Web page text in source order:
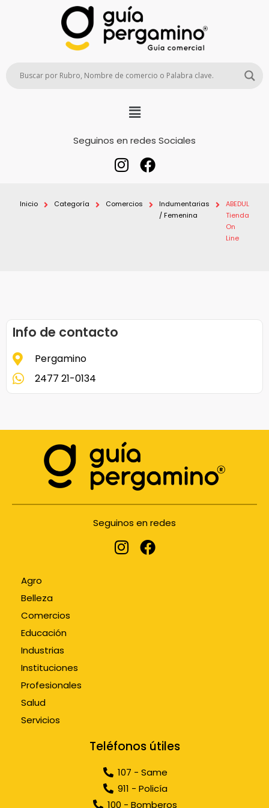
Seguinos en redes Sociales
Inicio Categoría Comercios
Indumentarias
/ Femenina
ABEDUL
Tienda
On
Line
Info de contacto
Pergamino
2477 21-0134
Seguinos en redes
Agro
Belleza
Comercios
Educación
Industrias
Instituciones
Profesionales
Salud
Servicios
Teléfonos útiles
107 - Same
911 - Policía
100 - Bomberos